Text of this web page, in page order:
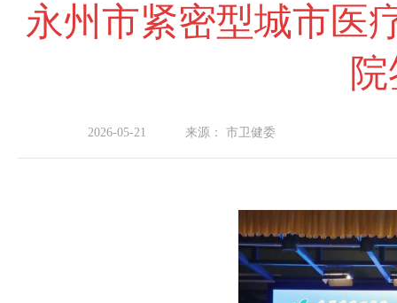
永州市紧密型城市医
2026-05-21 来源： 市卫健委